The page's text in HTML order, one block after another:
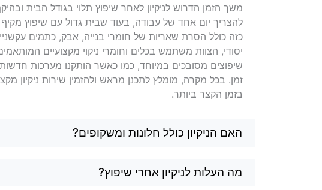
משך הזמן הדרוש לניקיון לאחר שיפוץ תלוי בגודל הבית
להצריך יום אחד של עבודה, בעוד שבית גדול עם שיפוץ מקיף
כזה כולל הסרת שאריות של חומרי בנייה, אבק, כתמים
יסודי, הצוות משתמש בכלים וחומרי ניקוי מקצועיים
שיפוצים מסובכים במיוחד, כמו כאשר הותקנו מערכות חדשות
זמן. בכל מקרה, מומלץ לתכנן מראש ולהזמין שירות ניקיון
בזמן הקצר ביותר.
האם הניקיון כולל חלונות ומשקופים?
מה העלות לניקיון אחרי שיפוץ?